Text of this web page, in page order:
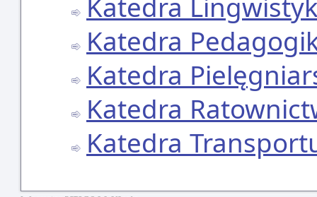
Katedra
Katedra
Katedra
Katedra
Katedra